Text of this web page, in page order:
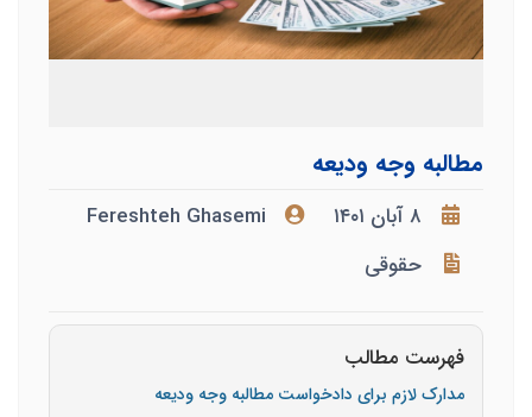
مطالبه وجه ودیعه
۸ آبان ۱۴۰۱
Fereshteh Ghasemi
حقوقی
فهرست مطالب
مدارک لازم برای دادخواست مطالبه وجه ودیعه